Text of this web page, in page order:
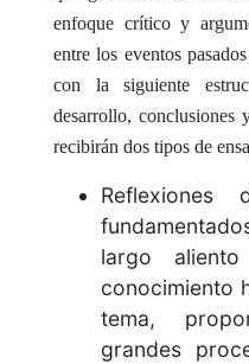
enfoque crítico y
entre los eventos
con la siguiente
desarrollo, conclusiones
recibirán dos tipos de
largo
conocimiento
tema,
grandes